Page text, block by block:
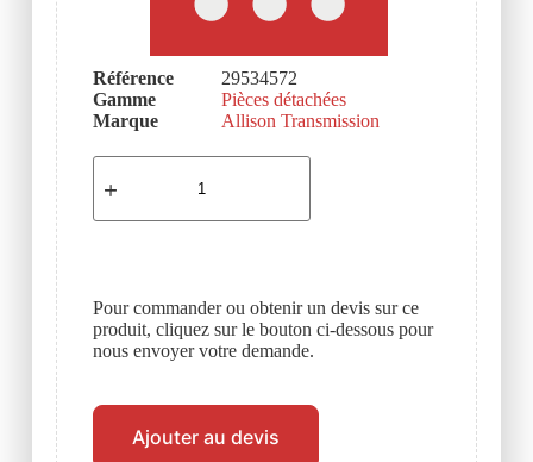
Référence
29534572
Gamme
Pièces détachées
Marque
Allison Transmission
Pour commander ou obtenir un devis sur ce
produit, cliquez sur le bouton ci-dessous pour
nous envoyer votre demande.
Ajouter au devis